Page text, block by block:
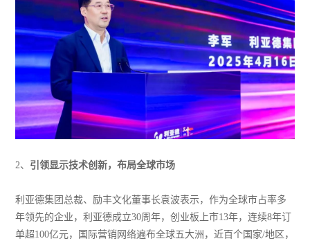
2、 引领显示技术创新，布局全球市场
利亚德集团总裁、励丰文化董事长袁波表示，作为全球市占率多
年领先的企业，利亚德成立30周年，创业板上市13年，连续8年订
单超100亿元，国际营销网络遍布全球五大洲，近百个国家/地区，